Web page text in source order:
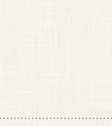
妊婦健診・